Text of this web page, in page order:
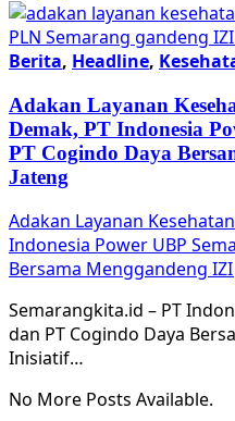
Berita, Headline,
Adakan Layanan
Demak, PT Indonesia
PT Cogindo Daya
Jateng
Adakan Layanan
Indonesia Power UBP
Bersama Menggandeng IZI
Semarangkita.id – PT
dan PT Cogindo Daya
Inisiatif…
No More Posts Available.